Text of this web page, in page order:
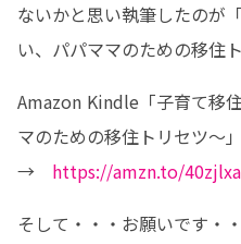
ないかと思い執筆したのが
い、パパママのための移住
Amazon Kindle「子育て移
マのための移住トリセツ〜」
→ https://amzn.to/40zjlxa
そして・・・お願いです・